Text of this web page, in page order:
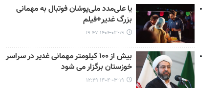
یا علی‌مدد ملی‌پوشان فوتبال به مهمانی
بزرگ غدیر+فیلم
۱۴۰۴-۰۳-۱۹ ۱۹:۴۷
بیش از ۱۰۰ کیلومتر مهمانی غدیر در سراسر
خوزستان برگزار می شود
۱۴۰۴-۰۳-۱۹ ۱۲:۲۹